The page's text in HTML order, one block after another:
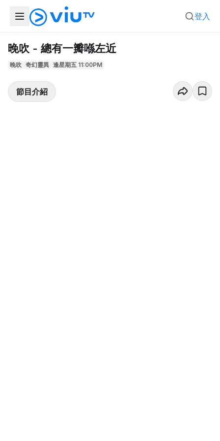
登入
晚吹 - 總有一瓣喺左近
晚吹 奇幻靈異 逢星期五 11:00PM
節目介紹